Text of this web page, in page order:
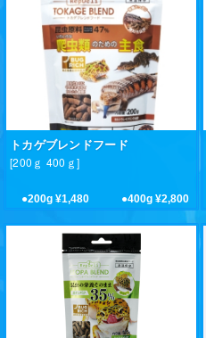
トカゲブレンドフード
[200ｇ 400ｇ]
●200g ¥1,480 ●400g ¥2,800